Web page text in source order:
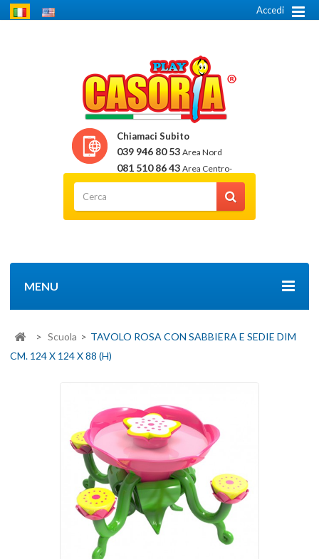
Accedi
Chiamaci Subito
039 946 80 53 Area Nord
081 510 86 43 Area Centro-
Sud
MENU
> Scuola > TAVOLO ROSA CON SABBIERA E SEDIE DIM
CM. 124 X 124 X 88 (H)